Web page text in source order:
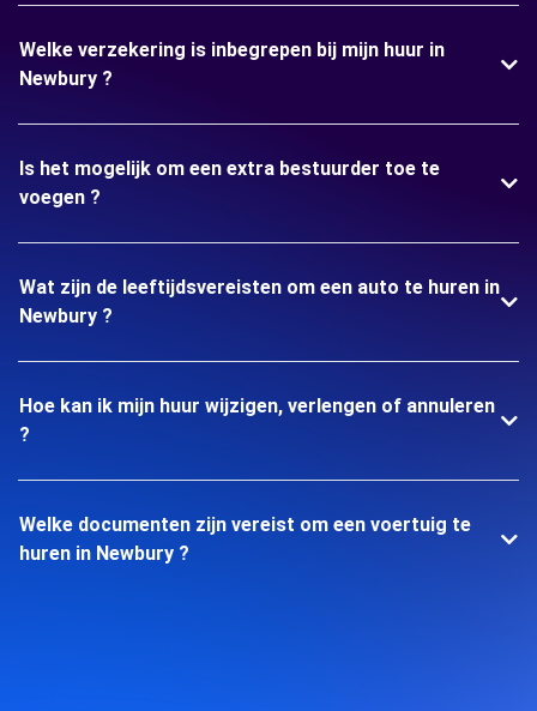
Welke verzekering is inbegrepen bij mijn huur in
Newbury ?
Is het mogelijk om een extra bestuurder toe te
voegen ?
Wat zijn de leeftijdsvereisten om een auto te huren in
Newbury ?
Hoe kan ik mijn huur wijzigen, verlengen of annuleren
?
Welke documenten zijn vereist om een voertuig te
huren in Newbury ?